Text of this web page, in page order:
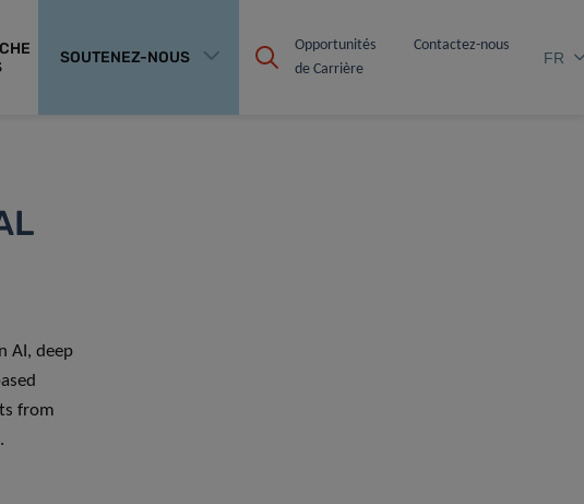
SOUTENEZ-NOUS
Opportunités
de Carrière
Contactez-nous
FR
AI, deep
from